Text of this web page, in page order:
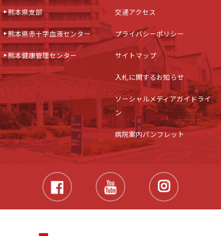
熊本県支部
熊本県赤十字血液センター
熊本健康管理センター
交通アクセス
プライバシーポリシー
サイトマップ
入札に関するお知らせ
ソーシャルメディアガイドライ
ン
病院案内パンフレット